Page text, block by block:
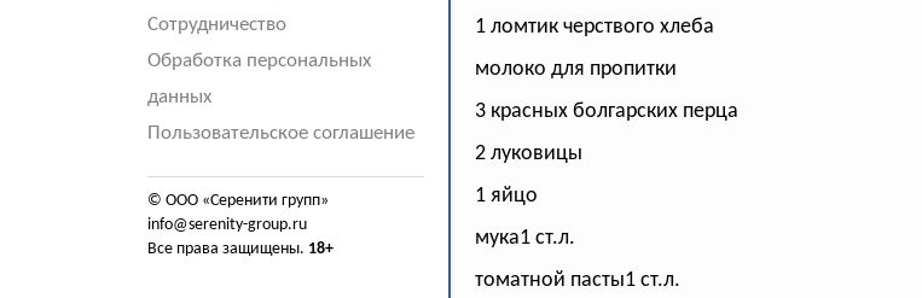
Сотрудничество
Обработка персональных
данных
Пользовательское соглашение
© ООО «Серенити групп»
info@serenity-group.ru
Все права защищены. 18+
1 ломтик черствого хлеба
молоко для пропитки
3 красных болгарских перца
2 луковицы
1 яйцо
мука1 ст.л.
томатной пасты1 ст.л.